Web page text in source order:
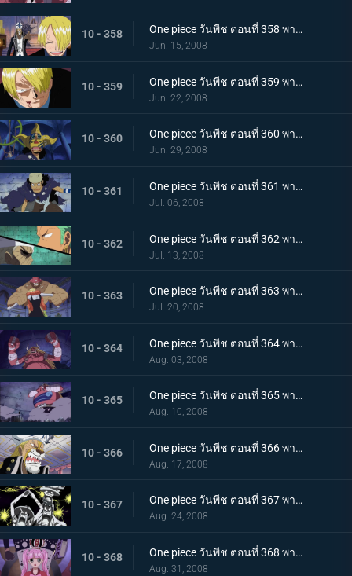
10 - 358 One piece วันพีช ตอนที่ 358 พากย์ไทย อัศวินเพลิงซันจิ!! เตะงานวิวาห์จอมปลอมให้กระเจิง
Jun. 15, 2008
10 - 359 One piece วันพีช ตอนที่ 359 พากย์ไทย ความแค้นล่องหน? ฝันของซันจิที่ถูกช่วงชิงไป
Jun. 22, 2008
10 - 360 One piece วันพีช ตอนที่ 360 พากย์ไทย ช่วยด้วยฮีโร่!! ศัตรูคือเจ้าหญิงไม่รู้จักตาย
Jun. 29, 2008
10 - 361 One piece วันพีช ตอนที่ 361 พากย์ไทย เพโรน่าหวาดผวา!!! อุในโกหกคืออุในชื่ออุซป!
Jul. 06, 2008
10 - 362 One piece วันพีช ตอนที่ 362 พากย์ไทย ฟาดฟันเหนือคฤหาสน์!! ศึกชี้ขาด โซโล! ปะทะ ริวมะ!
Jul. 13, 2008
10 - 363 One piece วันพีช ตอนที่ 363 พากย์ไทย ช็อปเปอร์เดือดดาล!! วิชามารของฮ๊อกแบ็ค
Jul. 20, 2008
10 - 364 One piece วันพีช ตอนที่ 364 พากย์ไทย ออสร้องคำราม!! จงออกมากลุ่มหมวกฟาง
Aug. 03, 2008
10 - 365 One piece วันพีช ตอนที่ 365 พากย์ไทย ศัตรูคือลูฟี่!! สุดยอดซอมบี้ ปะทะ กลุ่มหมวกฟาง
Aug. 10, 2008
10 - 366 One piece วันพีช ตอนที่ 366 พากย์ไทย สยบอับซาลอม!! สายฟ้า แห่งมิตรภาพของนามิ!!
Aug. 17, 2008
10 - 367 One piece วันพีช ตอนที่ 367 พากย์ไทย ล้มมันให้ลง!! ไม้ตายหมวกฟางด็อกกิ้ง?
Aug. 24, 2008
10 - 368 One piece วันพีช ตอนที่ 368 พากย์ไทย จู่โจมไร้ซุ่มเสียง!! ผู้มาเยือนลึกลับคุมะจอมโหด
Aug. 31, 2008